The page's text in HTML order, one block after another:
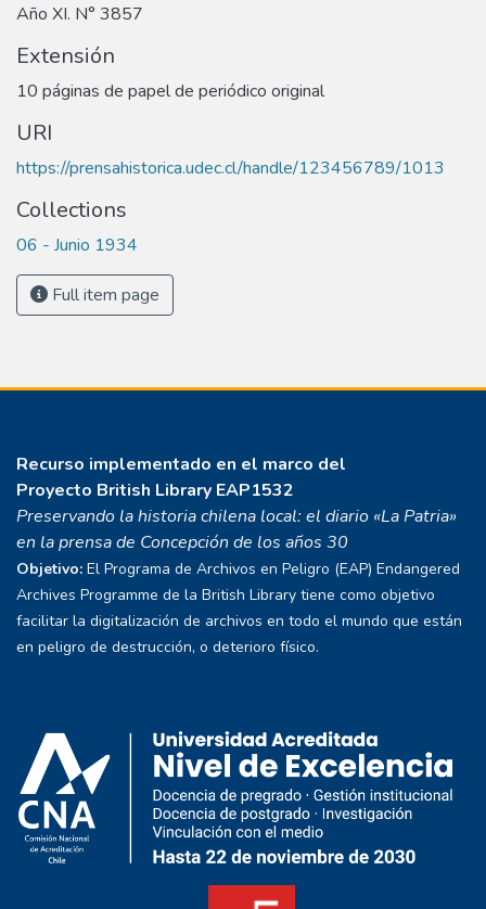
Año XI. N° 3857
Extensión
10 páginas de papel de periódico original
URI
https://prensahistorica.udec.cl/handle/123456789/1013
Collections
06 - Junio 1934
Full item page
Recurso implementado en el marco del
Proyecto British Library EAP1532
Preservando la historia chilena local: el diario «La Patria»
en la prensa de Concepción de los años 30
Objetivo: El Programa de Archivos en Peligro (EAP) Endangered
Archives Programme de la British Library tiene como objetivo
facilitar la digitalización de archivos en todo el mundo que están
en peligro de destrucción, o deterioro físico.